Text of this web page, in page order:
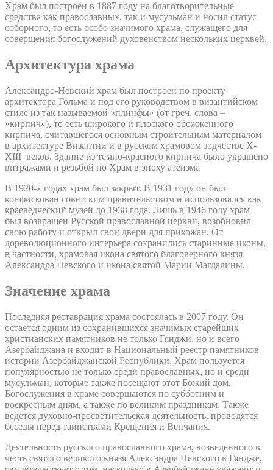
Храм был построен в 1887 году на благотворительные
средства как православных, так и мусульман и носил статус
соборного, то есть особо значимого храма, служащего для
совершения богослужений духовенством нескольких церквей.
Архитектура храма
Александро-Невский храм был построен по проекту
архитектора Гольма и под его руководством в византийском
стиле из так называемой «плинфы» (от греч. слова –
«кирпич»), то есть широкого и плоского обожженного
кирпича, считавшегося основным строительным материалом
в архитектуре Византии и в русском храмовом зодчестве X-
XIII веков. Здание из темно-красного кирпича было украшено
витражами и резьбой по Храм в эпоху атеизма
В 1920-х годах храм был закрыт. В 1931 году он был
конфискован советским правительством и использовался как
краеведческий музей до 1938 года. Лишь в 1946 году храм
был возвращен Русской православной церкви, возобновил
свою работу и открыл свои двери для прихожан. От
дореволюционного интерьера сохранились старинные иконы,
в частности, храмовая икона святого благоверного князя
Александра Невского и икона святой Марии Магдалины.
Значение храма
Последняя реставрация храма состоялась в 2007 году. Он
остается одним из сохранившихся значимых старейших
христианских памятников не только Гянджи, но и всего
Азербайджана и входит в Национальный реестр памятников
истории Азербайджанской Республики. Храм пользуется
популярностью не только среди православных, но и среди
мусульман, которые также посещают этот Божий дом.
Богослужения в храме совершаются по субботним и
воскресным дням, а также по великим праздникам. Также
ведется духовно-просветительская деятельность, проводятся
беседы перед таинствами Крещения и Венчания.
Деятельность русского православного храма, возведенного в
честь святого великого князя Александра Невского в Гяндже,